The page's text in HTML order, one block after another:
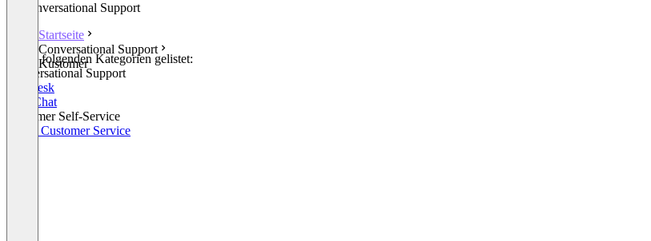
Conversational Support
Startseite
Conversational Support
Kustomer
In den folgenden Kategorien gelistet:
Conversational Support
Helpdesk
Live Chat
Customer Self-Service
Social Customer Service